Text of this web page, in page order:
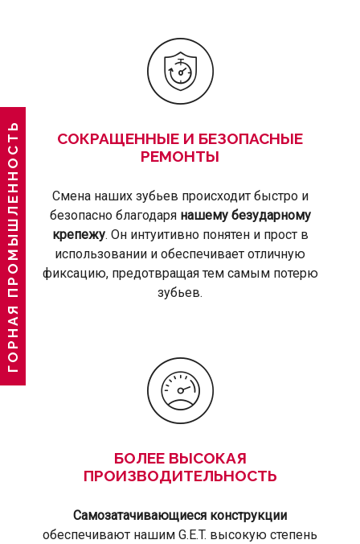
СОКРАЩЕННЫЕ И БЕЗОПАСНЫЕ
РЕМОНТЫ
Смена наших зубьев происходит быстро и
безопасно благодаря нашему безударному
крепежу. Он интуитивно понятен и прост в
использовании и обеспечивает отличную
фиксацию, предотвращая тем самым потерю
зубьев.
БОЛЕЕ ВЫСОКАЯ
ПРОИЗВОДИТЕЛЬНОСТЬ
Самозатачивающиеся конструкции
обеспечивают нашим G.E.T. высокую степень
ГОРНАЯ ПРОМЫШЛЕННОСТЬ